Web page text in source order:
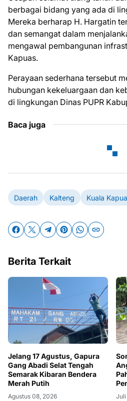
berbagai bidang yang ada di
Mereka berharap H. Hargatin
dan semangat dalam
mengawal pembangunan
Kapuas.
Perayaan sederhana tersebut
hubungan kekeluargaan dan
di lingkungan Dinas PUPR
Baca juga
Daerah Kalteng Kuala
Berita Terkait
Jelang 17 Agustus, Gapura
Gang Abadi Selat Tengah
Semarak Kibaran Bendera
Merah Putih
Agustus 08, 2026 Juli